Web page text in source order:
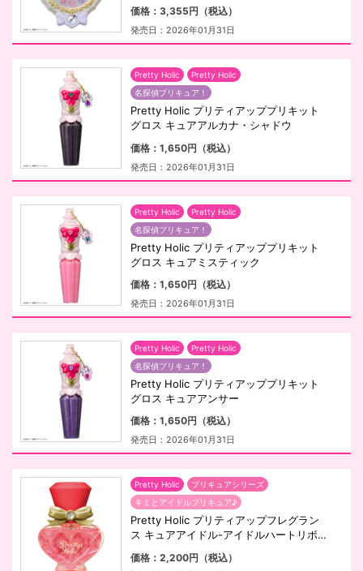
価格：3,355円（税込）
発売日：2026年01月31日
Pretty Holic
Pretty Holic
名探偵プリキュア！
Pretty Holic プリティアッププリキット
グロス キュアアルカナ・シャドウ
価格：1,650円（税込）
発売日：2026年01月31日
Pretty Holic
Pretty Holic
名探偵プリキュア！
Pretty Holic プリティアッププリキット
グロス キュアミスティック
価格：1,650円（税込）
発売日：2026年01月31日
Pretty Holic
Pretty Holic
名探偵プリキュア！
Pretty Holic プリティアッププリキット
グロス キュアアンサー
価格：1,650円（税込）
発売日：2026年01月31日
Pretty Holic
プリキュアシリーズ
キミとアイドルプリキュア♪
Pretty Holic プリティアップフレグラン
ス キュアアイドル-アイドルハートリボ
ンスタイル-
価格：2,200円（税込）